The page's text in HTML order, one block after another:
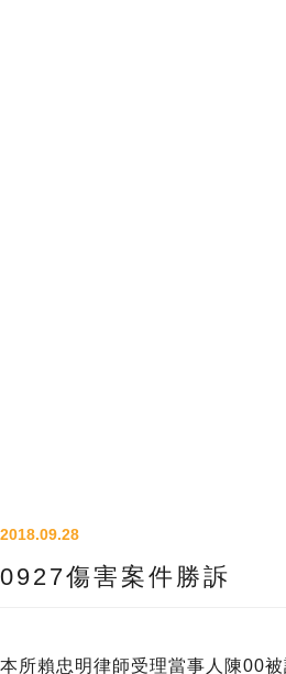
2018.09.28
0927傷害案件勝訴
本所賴忠明律師受理當事人陳00被